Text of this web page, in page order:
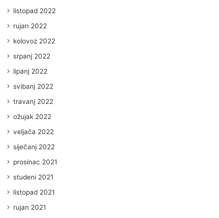
listopad 2022
rujan 2022
kolovoz 2022
srpanj 2022
lipanj 2022
svibanj 2022
travanj 2022
ožujak 2022
veljača 2022
siječanj 2022
prosinac 2021
studeni 2021
listopad 2021
rujan 2021